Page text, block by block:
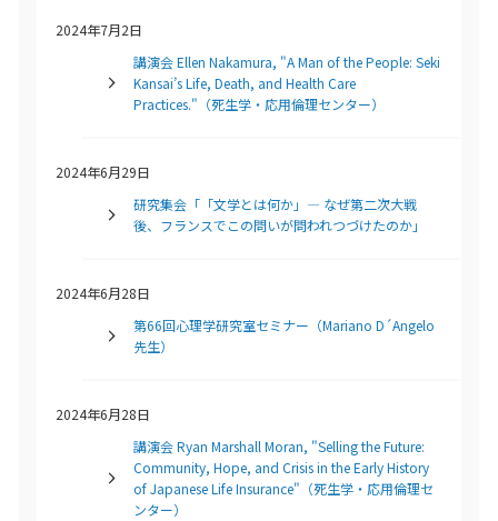
2024年7月2日
講演会 Ellen Nakamura, "A Man of the People: Seki
Kansai’s Life, Death, and Health Care
Practices."（死生学・応用倫理センター）
2024年6月29日
研究集会「「文学とは何か」— なぜ第二次大戦
後、フランスでこの問いが問われつづけたのか」
2024年6月28日
第66回心理学研究室セミナー（Mariano D´Angelo
先生）
2024年6月28日
講演会 Ryan Marshall Moran, "Selling the Future:
Community, Hope, and Crisis in the Early History
of Japanese Life Insurance"（死生学・応用倫理セ
ンター）